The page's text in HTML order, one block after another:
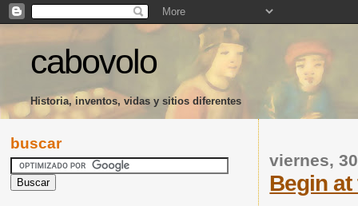
cabovolo
Historia, inventos, vidas y sitios diferentes
viernes,
Begin
buscar